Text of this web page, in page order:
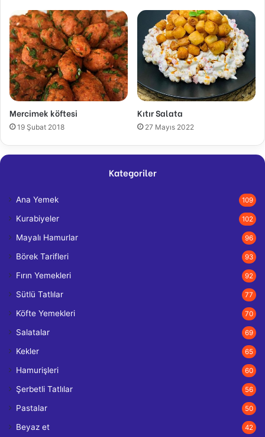
Mercimek köftesi
19 Şubat 2018
Kıtır Salata
27 Mayıs 2022
Kategoriler
Ana Yemek 109
Kurabiyeler 102
Mayalı Hamurlar 96
Börek Tarifleri 93
Fırın Yemekleri 92
Sütlü Tatlılar 77
Köfte Yemekleri 70
Salatalar 69
Kekler 65
Hamurişleri 60
Şerbetli Tatlılar 56
Pastalar 50
Beyaz et 42